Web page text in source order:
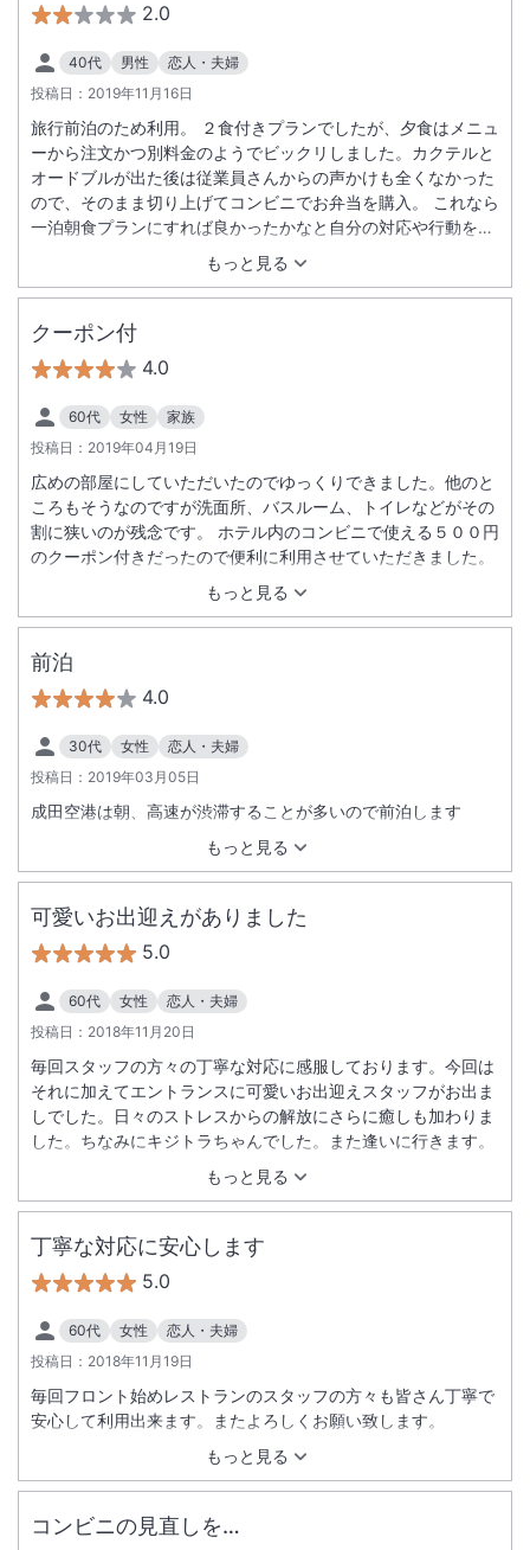
2.0
40代 男性
恋人・夫婦
投稿日： 2019年11月16日
もっと見る
旅行前泊のため利用。 ２食付きプランでしたが、夕食はメニュ
ーから注文かつ別料金のようでビックリしました。カクテルと
オードブルが出た後は従業員さんからの声かけも全くなかった
ので、そのまま切り上げてコンビニでお弁当を購入。 これなら
一泊朝食プランにすれば良かったかなと自分の対応や行動を反
省。 部屋は広く快適に過ごせました。 レストランからの夜景
クーポン付
4.0
60代 女性
家族
投稿日： 2019年04月19日
もっと見る
広めの部屋にしていただいたのでゆっくりできました。他のと
ころもそうなのですが洗面所、バスルーム、トイレなどがその
割に狭いのが残念です。 ホテル内のコンビニで使える５００円
のクーポン付きだったので便利に利用させていただきました。
前泊
4.0
30代 女性
恋人・夫婦
投稿日： 2019年03月05日
もっと見る
成田空港は朝、高速が渋滞することが多いので前泊します
可愛いお出迎えがありました
5.0
60代 女性
恋人・夫婦
投稿日： 2018年11月20日
もっと見る
毎回スタッフの方々の丁寧な対応に感服しております。今回は
それに加えてエントランスに可愛いお出迎えスタッフがお出ま
しでした。日々のストレスからの解放にさらに癒しも加わりま
した。ちなみにキジトラちゃんでした。また逢いに行きます。
丁寧な対応に安心します
5.0
60代 女性
恋人・夫婦
投稿日： 2018年11月19日
もっと見る
毎回フロント始めレストランのスタッフの方々も皆さん丁寧で
安心して利用出来ます。またよろしくお願い致します。
コンビニの見直しを…